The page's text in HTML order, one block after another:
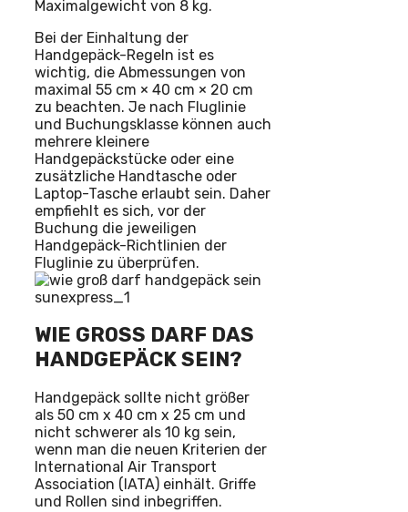
Maximalgewicht von 8 kg.
Bei der Einhaltung der
Handgepäck-Regeln ist es
wichtig, die Abmessungen von
maximal 55 cm × 40 cm × 20 cm
zu beachten. Je nach Fluglinie
und Buchungsklasse können auch
mehrere kleinere
Handgepäckstücke oder eine
zusätzliche Handtasche oder
Laptop-Tasche erlaubt sein. Daher
empfiehlt es sich, vor der
Buchung die jeweiligen
Handgepäck-Richtlinien der
Fluglinie zu überprüfen.
WIE GROSS DARF DAS H
ANDGEPÄCK SEIN?
Handgepäck sollte nicht größer
als 50 cm x 40 cm x 25 cm und
nicht schwerer als 10 kg sein,
wenn man die neuen Kriterien der
International Air Transport
Association (IATA) einhält. Griffe
und Rollen sind inbegriffen.